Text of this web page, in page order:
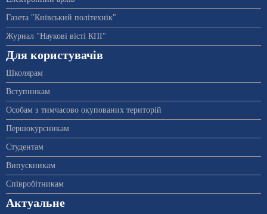
Газета "Київський політехнік"
Журнал "Наукові вісті КПІ"
Для користувачів
Школярам
Вступникам
Особам з тимчасово окупованих територій
Першокурсникам
Студентам
Випускникам
Співробітникам
Актуальне